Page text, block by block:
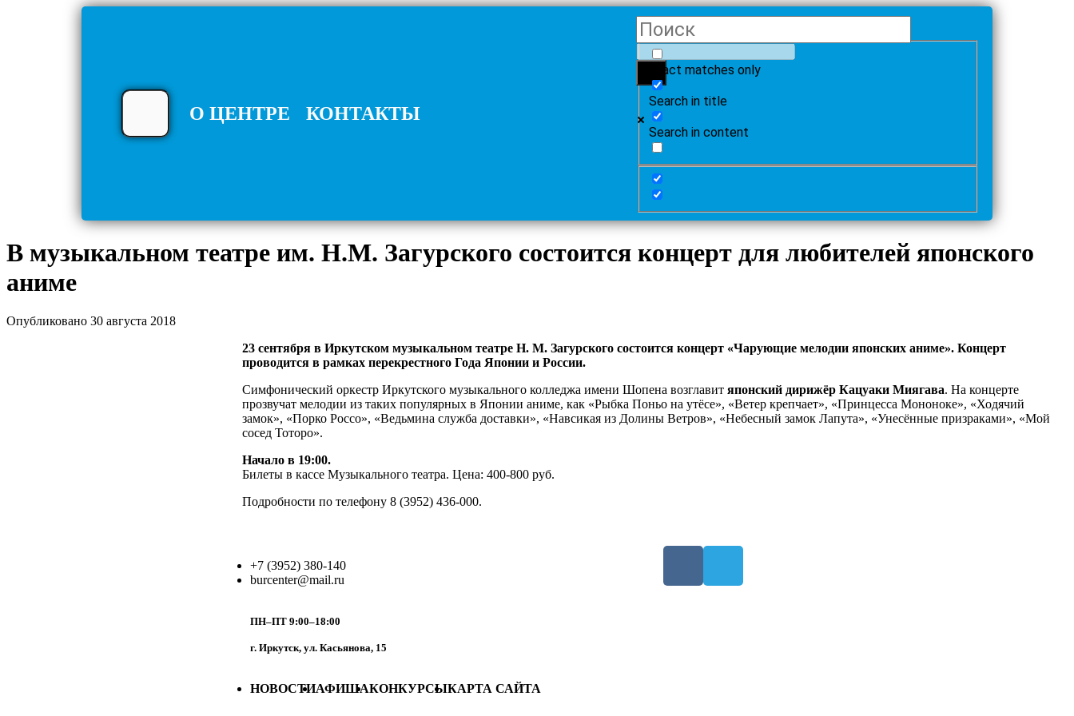
О ЦЕНТРЕ КОНТАКТЫ
Exact matches only
Search in title
Search in content
В музыкальном театре им. Н.М. Загурского состоится концерт для любителей японского
аниме
Опубликовано 30 августа 2018
23 сентября в Иркутском музыкальном театре Н. М. Загурского состоится концерт «Чарующие мелодии японских аниме». Концерт
проводится в рамках перекрестного Года Японии и России.
Симфонический оркестр Иркутского музыкального колледжа имени Шопена возглавит японский дирижёр Кацуаки Миягава. На концерте
прозвучат мелодии из таких популярных в Японии аниме, как «Рыбка Поньо на утёсе», «Ветер крепчает», «Принцесса Мононоке», «Ходячий
замок», «Порко Россо», «Ведьмина служба доставки», «Навсикая из Долины Ветров», «Небесный замок Лапута», «Унесённые призраками», «Мой
сосед Тоторо».
Начало в 19:00.
Билеты в кассе Музыкального театра. Цена: 400-800 руб.
Подробности по телефону 8 (3952) 436-000.
+7 (3952) 380-140
burcenter@mail.ru
ПН–ПТ 9:00–18:00
г. Иркутск, ул. Касьянова, 15
НОВОСТИАФИШАКОНКУРСЫКАРТА САЙТА